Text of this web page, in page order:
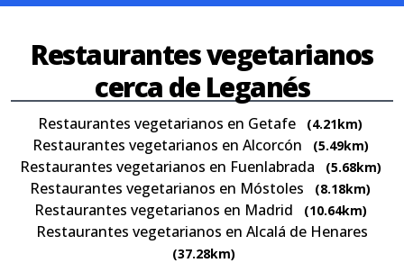
Restaurantes vegetarianos
cerca de Leganés
Restaurantes vegetarianos en Getafe (4.21km)
Restaurantes vegetarianos en Alcorcón (5.49km)
Restaurantes vegetarianos en Fuenlabrada (5.68km)
Restaurantes vegetarianos en Móstoles (8.18km)
Restaurantes vegetarianos en Madrid (10.64km)
Restaurantes vegetarianos en Alcalá de Henares
(37.28km)